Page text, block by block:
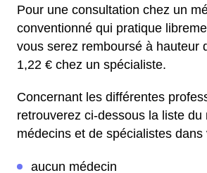
Pour une consultation chez un
conventionné qui pratique
vous serez remboursé à hauteur
1,22 € chez un spécialiste.
Concernant les différentes
retrouverez ci-dessous la liste du
médecins et de spécialistes dans
aucun médecin